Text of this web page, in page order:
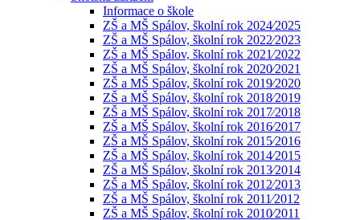
Informace o škole
ZŠ a MŠ Spálov, školní rok 2024⁄2025
ZŠ a MŠ Spálov, školní rok 2022⁄2023
ZŠ a MŠ Spálov, školní rok 2021⁄2022
ZŠ a MŠ Spálov, školní rok 2020⁄2021
ZŠ a MŠ Spálov, školní rok 2019⁄2020
ZŠ a MŠ Spálov, školní rok 2018⁄2019
ZŠ a MŠ Spálov, školní rok 2017⁄2018
ZŠ a MŠ Spálov, školní rok 2016⁄2017
ZŠ a MŠ Spálov, školní rok 2015⁄2016
ZŠ a MŠ Spálov, školní rok 2014⁄2015
ZŠ a MŠ Spálov, školní rok 2013⁄2014
ZŠ a MŠ Spálov, školní rok 2012⁄2013
ZŠ a MŠ Spálov, školní rok 2011⁄2012
ZŠ a MŠ Spálov, školní rok 2010⁄2011